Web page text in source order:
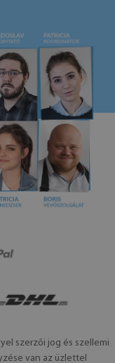
szerzői jog és szellemi
van az üzlettel